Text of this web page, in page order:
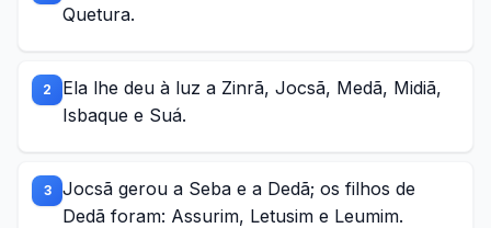
Quetura.
2
Ela lhe deu à luz a Zinrã, Jocsã, Medã, Midiã,
Isbaque e Suá.
3
Jocsã gerou a Seba e a Dedã; os filhos de
Dedã foram: Assurim, Letusim e Leumim.